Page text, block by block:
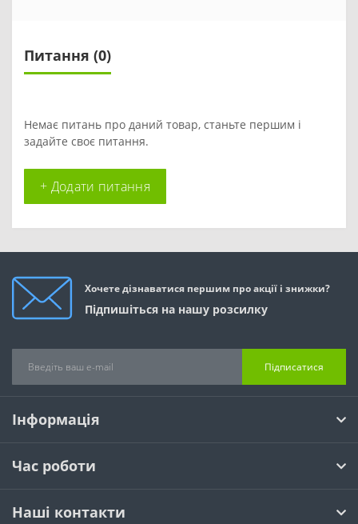
Питання (0)
Немає питань про даний товар, станьте першим і
задайте своє питання.
+ Додати питання
Хочете дізнаватися першим про акції і знижки?
Підпишіться на нашу розсилку
Підписатися
Інформація
Час роботи
Наші контакти